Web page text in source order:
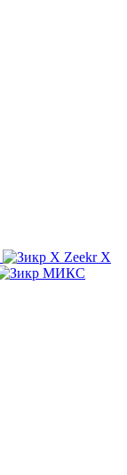
Zeekr X